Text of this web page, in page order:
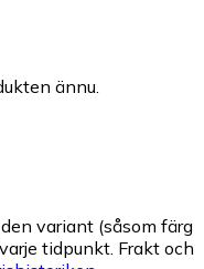
ännu.
variant (såsom färg
tidpunkt. Frakt och